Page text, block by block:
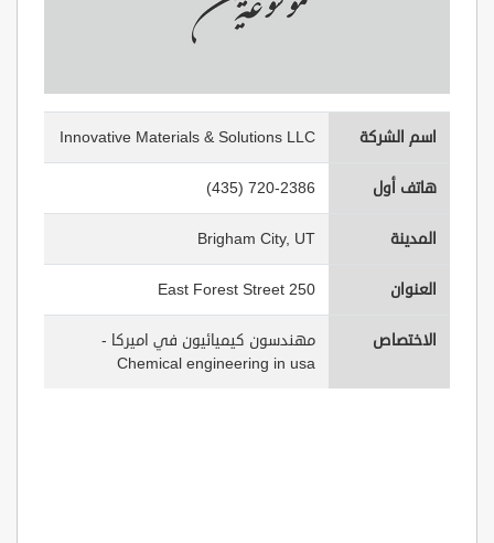
اسم الشركة Innovative Materials & Solutions LLC
هاتف أول (435) 720-2386
المدينة Brigham City, UT
العنوان 250 East Forest Street
الاختصاص
مهندسون كيميائيون في اميركا -
Chemical engineering in usa